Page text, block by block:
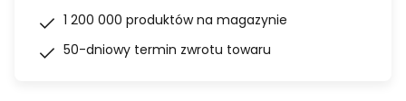
1 200 000 produktów na magazynie
50-dniowy termin zwrotu towaru